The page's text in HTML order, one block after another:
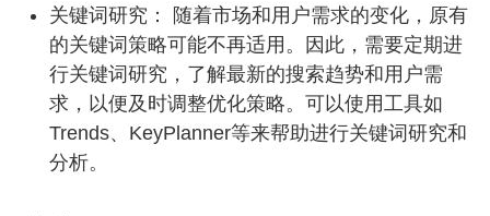
关键词研究： 随着市场和用户需求的变化，原有
的关键词策略可能不再适用。因此，需要定期进
行关键词研究，了解最新的搜索趋势和用户需
求，以便及时调整优化策略。可以使用工具如
Trends、KeyPlanner等来帮助进行关键词研究和
分析。